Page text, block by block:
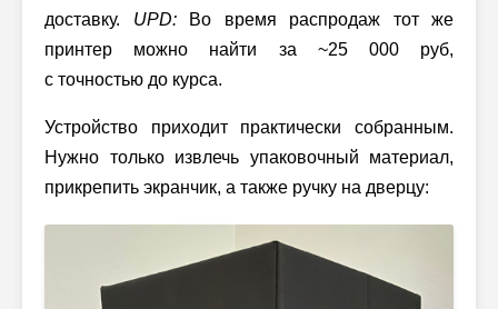
доставку. UPD:Во время распродаж тот же
принтер можно найти за ~25 000 руб,
с точностью до курса.
Устройство приходит практически собранным.
Нужно только извлечь упаковочный материал,
прикрепить экранчик, а также ручку на дверцу: